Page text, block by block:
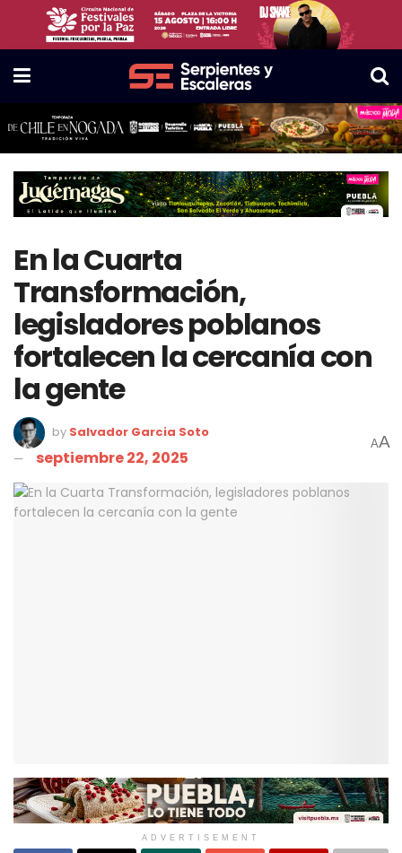
En la Cuarta
Transformación,
legisladores poblanos
fortalecen la cercanía con
la gente
by Salvador Garcia Soto
septiembre 22, 2025
AA
ADVERTISEMENT